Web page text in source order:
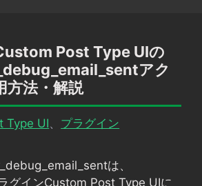
Post Type UIの
アク
方法・解説
Type UI プラグイン
は、
グインCustom Post Type UIに